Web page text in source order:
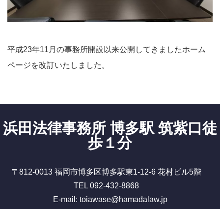
平成23年11月の事務所開設以来公開してきましたホーム
ページを改訂いたしました。
浜田法律事務所 博多駅 筑紫口徒
歩１分
〒812-0013 福岡市博多区博多駅東1-12-6 花村ビル5階
TEL 092-432-8868
E-mail: toiawase@hamadalaw.jp